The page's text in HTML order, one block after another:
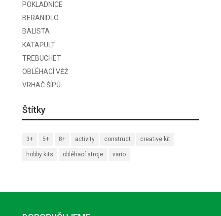
POKLADNICE
BERANIDLO
BALISTA
KATAPULT
TREBUCHET
OBLÉHACÍ VĚŽ
VRHAČ ŠÍPŮ
Štítky
3+ 5+ 8+ activity construct creative kit
hobby kits obléhací stroje vario